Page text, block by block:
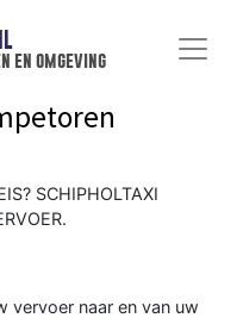
en omgeving
SCHIPHOLTAXI
vervoer naar en van uw